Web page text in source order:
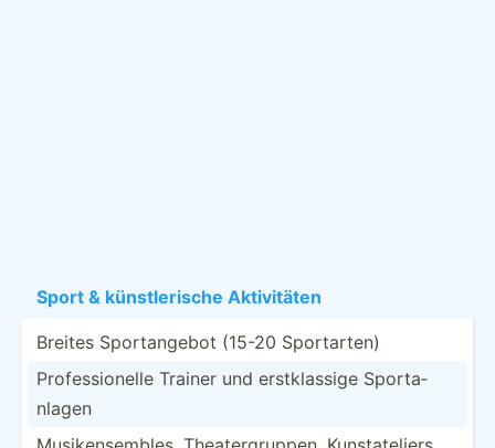
Sport & künstl­erische Aktivi­täten
Breites Sporta­ngebot (15-20 Sporta­rten)
Profes­sio­nelle Trainer und erstkl­assige Sporta­
nlagen